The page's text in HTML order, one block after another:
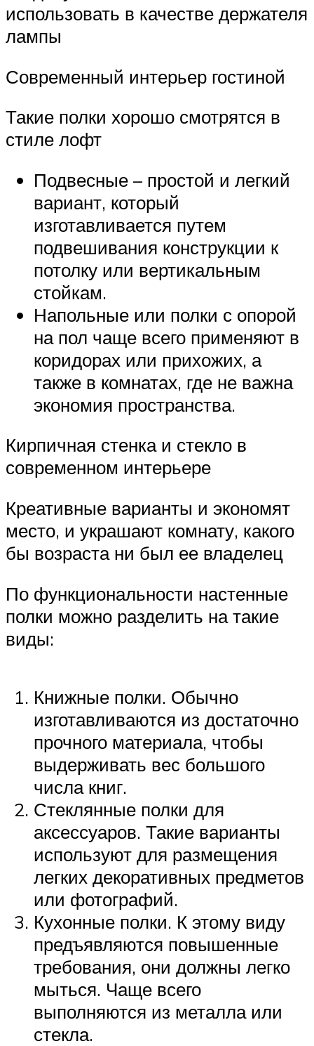
использовать в качестве держателя
лампы
Современный интерьер гостиной
Такие полки хорошо смотрятся в
стиле лофт
Подвесные – простой и легкий
вариант, который
изготавливается путем
подвешивания конструкции к
потолку или вертикальным
стойкам.
Напольные или полки с опорой
на пол чаще всего применяют в
коридорах или прихожих, а
также в комнатах, где не важна
экономия пространства.
Кирпичная стенка и стекло в
современном интерьере
Креативные варианты и экономят
место, и украшают комнату, какого
бы возраста ни был ее владелец
По функциональности настенные
полки можно разделить на такие
виды:
Книжные полки. Обычно
изготавливаются из достаточно
прочного материала, чтобы
выдерживать вес большого
числа книг.
Стеклянные полки для
аксессуаров. Такие варианты
используют для размещения
легких декоративных предметов
или фотографий.
Кухонные полки. К этому виду
предъявляются повышенные
требования, они должны легко
мыться. Чаще всего
выполняются из металла или
стекла.